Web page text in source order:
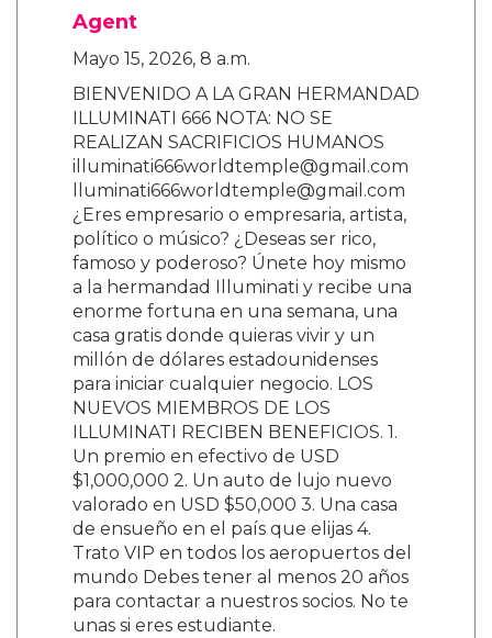
Agent
Mayo 15, 2026, 8 a.m.
BIENVENIDO A LA GRAN HERMANDAD
ILLUMINATI 666 NOTA: NO SE
REALIZAN SACRIFICIOS HUMANOS
illuminati666worldtemple@gmail.com
lluminati666worldtemple@gmail.com
¿Eres empresario o empresaria, artista,
político o músico? ¿Deseas ser rico,
famoso y poderoso? Únete hoy mismo
a la hermandad Illuminati y recibe una
enorme fortuna en una semana, una
casa gratis donde quieras vivir y un
millón de dólares estadounidenses
para iniciar cualquier negocio. LOS
NUEVOS MIEMBROS DE LOS
ILLUMINATI RECIBEN BENEFICIOS. 1.
Un premio en efectivo de USD
$1,000,000 2. Un auto de lujo nuevo
valorado en USD $50,000 3. Una casa
de ensueño en el país que elijas 4.
Trato VIP en todos los aeropuertos del
mundo Debes tener al menos 20 años
para contactar a nuestros socios. No te
unas si eres estudiante.